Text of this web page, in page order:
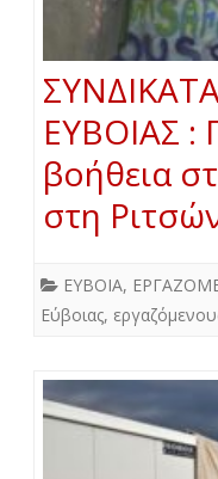
ΕΥΒΟΙΑΣ :
βοήθεια
στη
ΕΥΒΟΙΑ,
Εύβοιας,